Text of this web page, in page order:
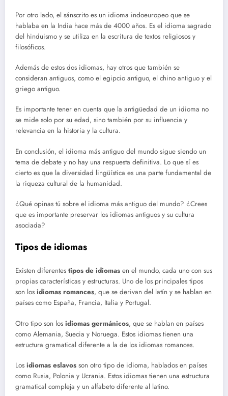
Por otro lado, el sánscrito es un idioma indoeuropeo que se
hablaba en la India hace más de 4000 años. Es el idioma sagrado
del hinduismo y se utiliza en la escritura de textos religiosos y
filosóficos.
Además de estos dos idiomas, hay otros que también se
consideran antiguos, como el egipcio antiguo, el chino antiguo y el
griego antiguo.
Es importante tener en cuenta que la antigüedad de un idioma no
se mide solo por su edad, sino también por su influencia y
relevancia en la historia y la cultura.
En conclusión, el idioma más antiguo del mundo sigue siendo un
tema de debate y no hay una respuesta definitiva. Lo que sí es
cierto es que la diversidad lingüística es una parte fundamental de
la riqueza cultural de la humanidad.
¿Qué opinas tú sobre el idioma más antiguo del mundo? ¿Crees
que es importante preservar los idiomas antiguos y su cultura
asociada?
Tipos de idiomas
Existen diferentes tipos de idiomas en el mundo, cada uno con sus
propias características y estructuras. Uno de los principales tipos
son los idiomas romances, que se derivan del latín y se hablan en
países como España, Francia, Italia y Portugal.
Otro tipo son los idiomas germánicos, que se hablan en países
como Alemania, Suecia y Noruega. Estos idiomas tienen una
estructura gramatical diferente a la de los idiomas romances.
Los idiomas eslavos son otro tipo de idioma, hablados en países
como Rusia, Polonia y Ucrania. Estos idiomas tienen una estructura
gramatical compleja y un alfabeto diferente al latino.